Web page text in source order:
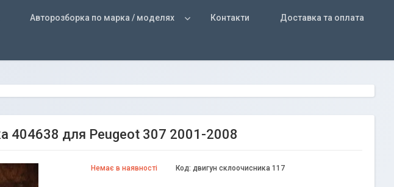
Авторозборка по марка / моделях Контакти Доставка та оплата
404638 для Peugeot 307 2001-2008
Немає в наявності Код: двигун склоочисника 117